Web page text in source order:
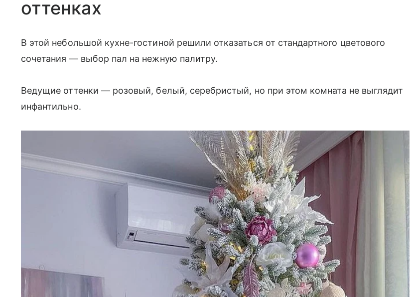
оттенках
В этой небольшой кухне-гостиной решили отказаться от стандартного цветового
сочетания — выбор пал на нежную палитру.
Ведущие оттенки — розовый, белый, серебристый, но при этом комната не выглядит
инфантильно.